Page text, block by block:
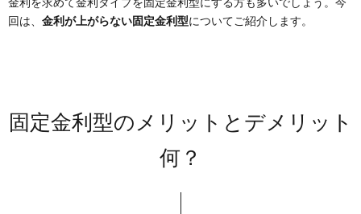
金利を求めて金利タイプを固定金利型にする方も多いでしょう。今
回は、 金利が上がらない固定金利型についてご紹介します。
固定金利型のメリットとデメリット
何？